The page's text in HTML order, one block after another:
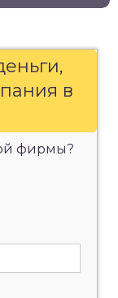
в
фирмы?